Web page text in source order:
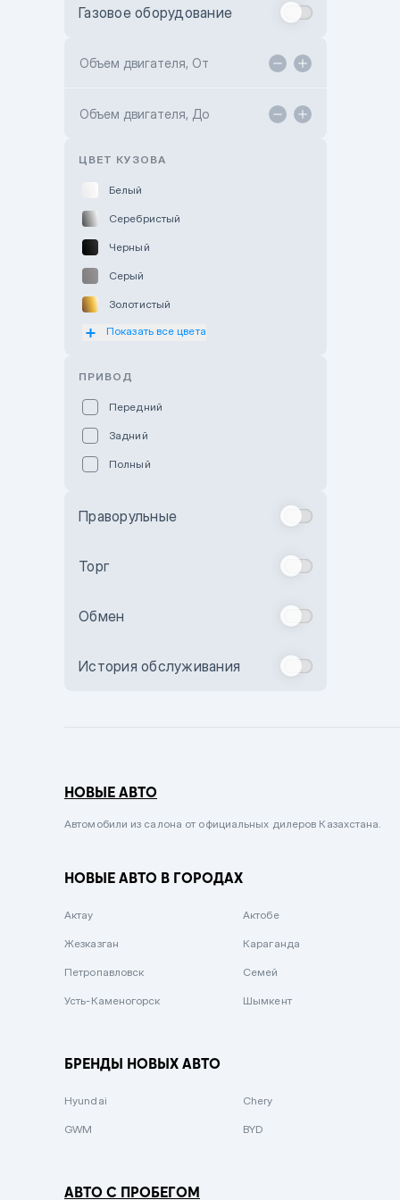
Toyota Kokshetau
Hyundai ShymCity
Газовое оборудование
Объем двигателя, От
Объем двигателя, До
ЦВЕТ КУЗОВА
Белый
Серебристый
Черный
Серый
Золотистый
Оранжевый
Бежевый
Комбинированный
Сиреневый металлик
Вишневый
Зеленый металлик
Показать все цвета
ПРИВОД
Передний
Задний
Полный
Праворульные
Торг
Обмен
История обслуживания
НОВЫЕ АВТО
Автомобили из салона от официальных дилеров Казахстана.
НОВЫЕ АВТО В ГОРОДАХ
Актау Актобе
Жезказган Караганда
Петропавловск Семей
Усть-Каменогорск Шымкент
БРЕНДЫ НОВЫХ АВТО
Hyundai Chery
GWM BYD
АВТО С ПРОБЕГОМ